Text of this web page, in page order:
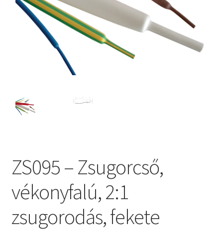
ZS095 – Zsugorcső,
vékonyfalú, 2:1
zsugorodás, fekete